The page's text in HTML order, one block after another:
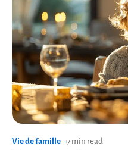
Vie de famille 7 min read